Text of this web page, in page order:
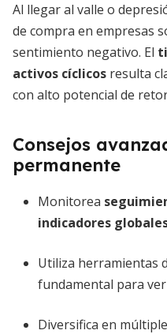
Al llegar al valle o
de compra en empresas
sentimiento negativo. El
activos cíclicos resulta
con alto potencial de
Consejos
permanente
Monitorea
indicadores
Utiliza herramientas
fundamental para
Diversifica en